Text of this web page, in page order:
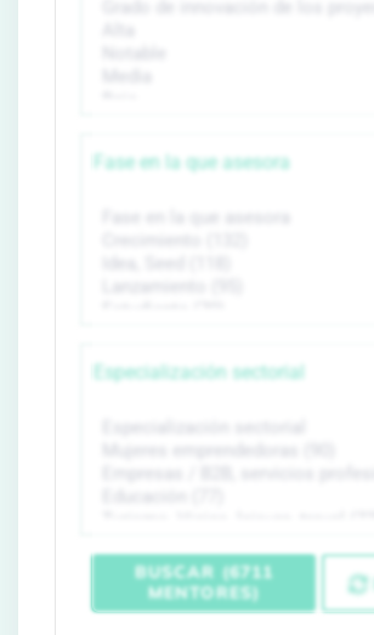
Fase en la que asesora
Especialización sectorial
BUSCAR (6711
MENTORES)